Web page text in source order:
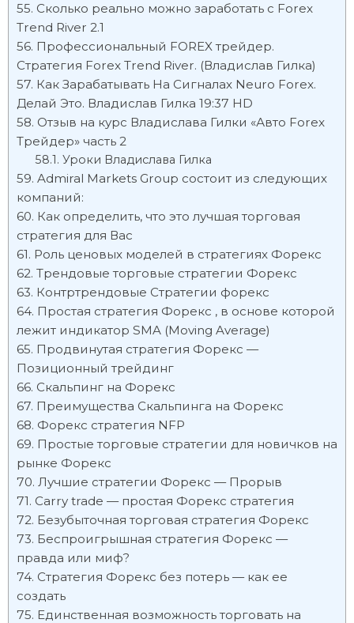
Сколько реально можно заработать с Forex
Trend River 2.1
Профессиональный FOREX трейдер.
Стратегия Forex Trend River. (Владислав Гилка)
Как Зарабатывать На Сигналах Neuro Forex.
Делай Это. Владислав Гилка 19:37 HD
Отзыв на курс Владислава Гилки «Авто Forex
Трейдер» часть 2
Уроки Владислава Гилка
Admiral Markets Group состоит из следующих
компаний:
Как определить, что это лучшая торговая
стратегия для Вас
Роль ценовых моделей в стратегиях Форекс
Трендовые торговые стратегии Форекс
Контртрендовые Стратегии форекс
Простая стратегия Форекс , в основе которой
лежит индикатор SMA (Moving Average)
Продвинутая стратегия Форекс —
Позиционный трейдинг
Скальпинг на Форекс
Преимущества Скальпинга на Форекс
Форекс стратегия NFP
Простые торговые стратегии для новичков на
рынке Форекс
Лучшие стратегии Форекс — Прорыв
Carry trade — простая Форекс стратегия
Безубыточная торговая стратегия Форекс
Беспроигрышная стратегия Форекс —
правда или миф?
Стратегия Форекс без потерь — как ее
создать
Единственная возможность торговать на